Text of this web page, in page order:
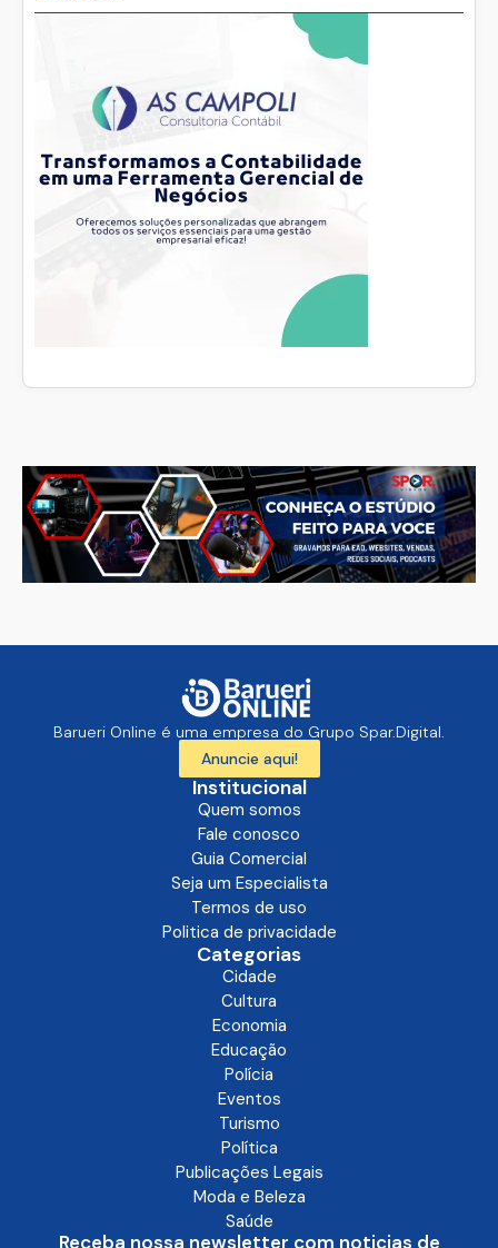
Barueri Online é uma empresa do Grupo Spar.Digital.
Anuncie aqui!
Institucional
Quem somos
Fale conosco
Guia Comercial
Seja um Especialista
Termos de uso
Politica de privacidade
Categorias
Cidade
Cultura
Economia
Educação
Polícia
Eventos
Turismo
Política
Publicações Legais
Moda e Beleza
Saúde
Receba nossa newsletter com noticias de